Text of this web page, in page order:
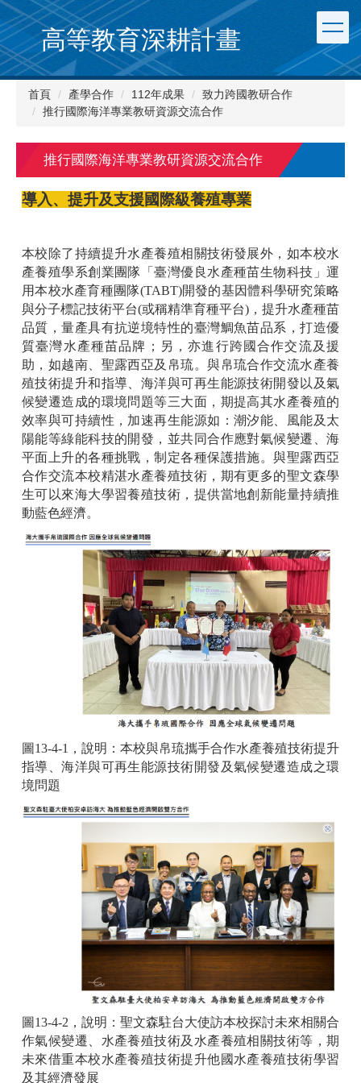
跳
到
主
要
內
高等教育深耕計畫
首頁 產學合作 112年成果
致力跨國教研合作
推行國際海洋專業教研資源交流合作
推行國際海洋專業教研資源交流合作
導入、提升及支援國際級養殖專業
本校除了持續提升水產養殖相關技術發展外，如本校水
產養殖學系創業團隊「臺灣優良水產種苗生物科技」運
用本校水產育種團隊(TABT)開發的基因體科學研究策略
與分子標記技術平台(或稱精準育種平台)，提升水產種苗
品質，量產具有抗逆境特性的臺灣鯛魚苗品系，打造優
質臺灣水產種苗品牌；另，亦進行跨國合作交流及援
助，如越南、聖露西亞及帛琉。與帛琉合作交流水產養
殖技術提升和指導、海洋與可再生能源技術開發以及氣
候變遷造成的環境問題等三大面，期提高其水產養殖的
效率與可持續性，加速再生能源如：潮汐能、風能及太
陽能等綠能科技的開發，並共同合作應對氣候變遷、海
平面上升的各種挑戰，制定各種保護措施。與聖露西亞
合作交流本校精湛水產養殖技術，期有更多的聖文森學
生可以來海大學習養殖技術，提供當地創新能量持續推
動藍色經濟。
圖13-4-1，說明：本校與帛琉攜手合作水產養殖技術提升
指導、海洋與可再生能源技術開發及氣候變遷造成之環
境問題
圖13-4-2，說明：聖文森駐台大使訪本校探討未來相關合
作氣候變遷、水產養殖技術及水產養殖相關技術等，期
未來借重本校水產養殖技術提升他國水產養殖技術學習
及其經濟發展